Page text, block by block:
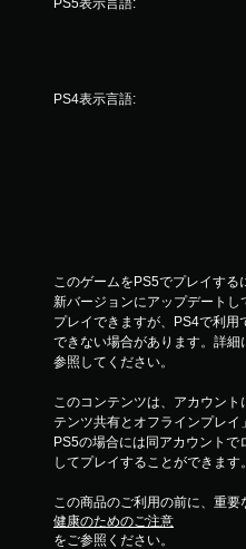
PS5表示言語:
PS4表示言語:
このゲームをPS5でプレイす
新バージョンにアップデート
プレイできますが、PS4で利用
できない場合があります。詳
参照してください。
このコンテンツは、アカウン
テンツ共有とオフラインプレ
PS5の場合には同アカウント
してプレイすることができます。
この商品のご利用の前に、重要
健康のためのご注意
をご参照ください。